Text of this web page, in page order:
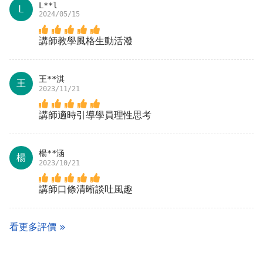
L L**l
2024/05/15
講師教學風格生動活潑
王 王**淇
2023/11/21
講師適時引導學員理性思考
楊 楊**涵
2023/10/21
講師口條清晰談吐風趣
看更多評價